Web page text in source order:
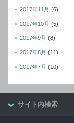
2017年11月 (6)
2017年10月 (5)
2017年9月 (8)
2017年8月 (11)
2017年7月 (10)
サイト内検索